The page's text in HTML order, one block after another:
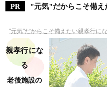
"元気"だからこそ備え
"元気"だからこそ備えたい親孝行に
親孝行にな
る
老後施設の